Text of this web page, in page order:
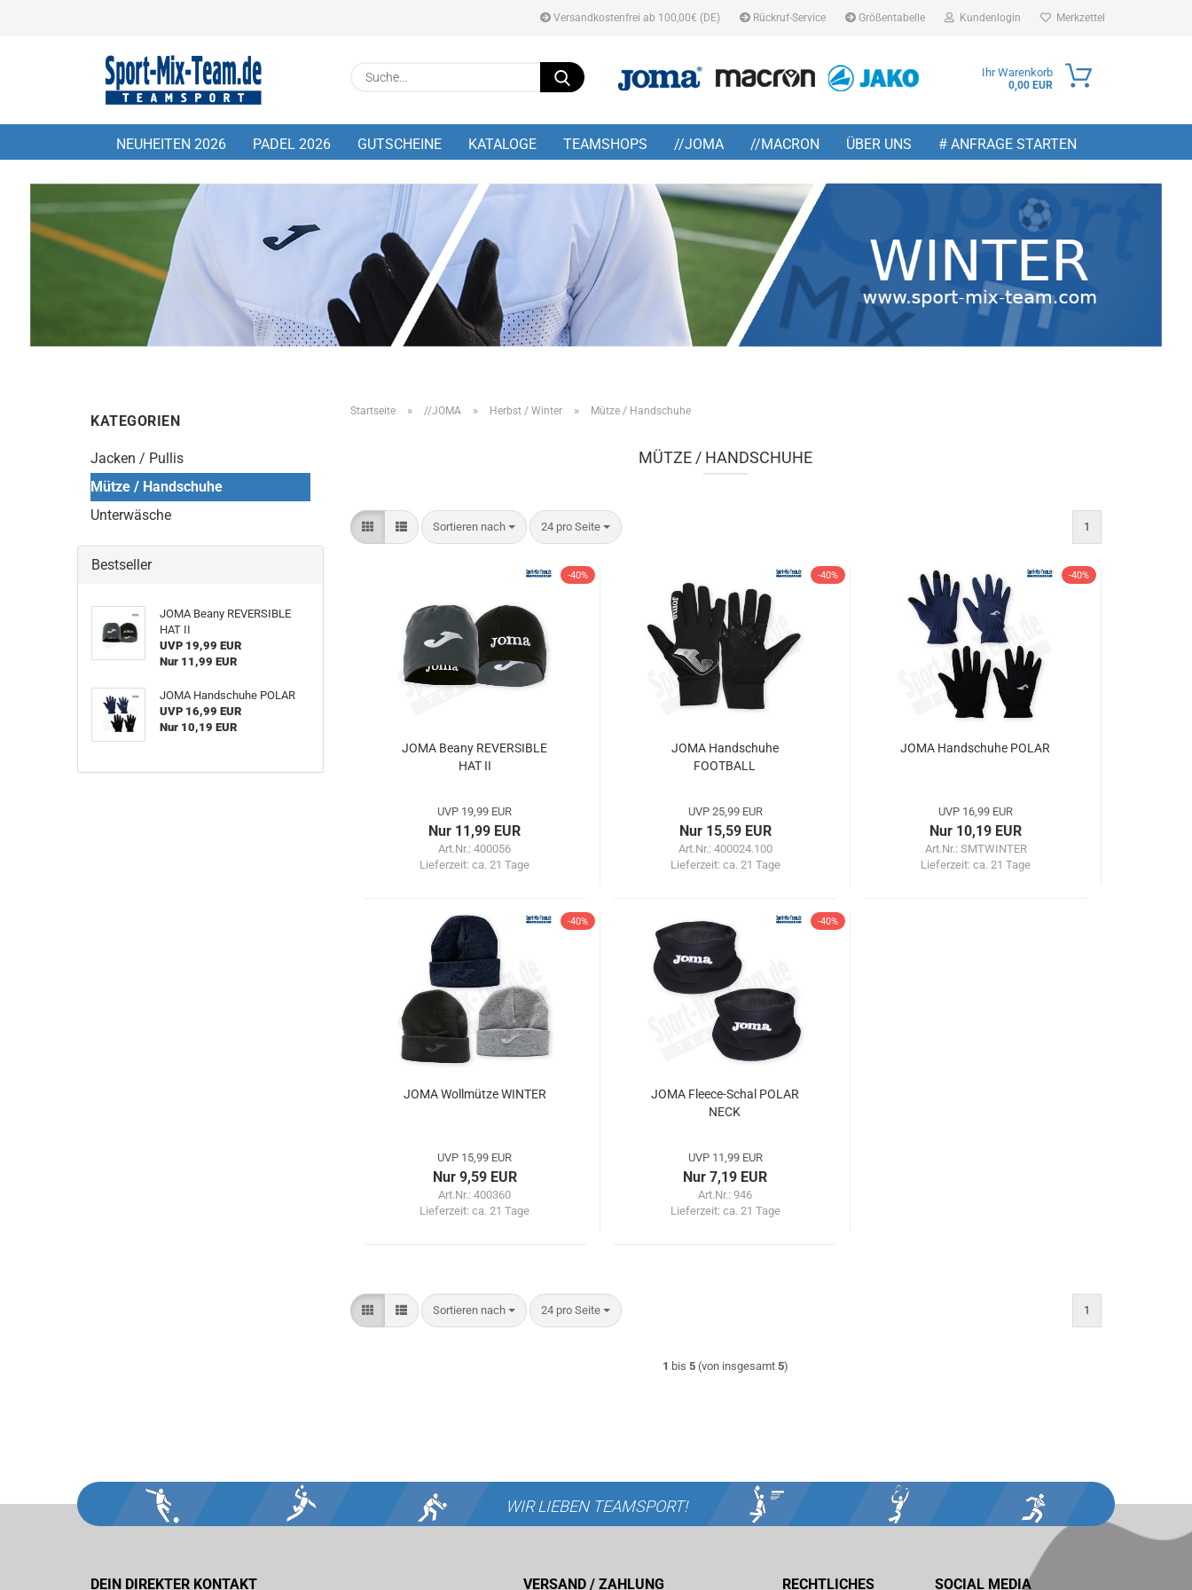
Versandkostenfrei ab 100,00€ (DE) Rückruf-Service Größentabelle Kundenlogin
Passwort
Konto erstellen
Passwort vergessen?
Merkzettel
Suche... Ihr Warenkorb
0,00 EUR
NEUHEITEN 2026 PADEL 2026 GUTSCHEINE KATALOGE TEAMSHOPS //JOMA //MACRON ÜBER UNS # ANFRAGE STARTEN
Startseite » //JOMA » Herbst / Winter » Mütze / Handschuhe
MÜTZE / HANDSCHUHE
Sortieren nach
Sortieren nach 24 pro Seite
pro Seite 1
-40%
JOMA Beany REVERSIBLE
HAT II
UVP 19,99 EUR
Nur 11,99 EUR
Art.Nr.: 400056
Lieferzeit:ca. 21 Tage
-40%
JOMA Handschuhe
FOOTBALL
UVP 25,99 EUR
Nur 15,59 EUR
Art.Nr.: 400024.100
Lieferzeit: ca. 21 Tage
-40%
JOMA Handschuhe POLAR
UVP 16,99 EUR
Nur 10,19 EUR
Art.Nr.: SMTWINTER
Lieferzeit:ca. 21 Tage
-40%
JOMA Wollmütze WINTER
UVP 15,99 EUR
Nur 9,59 EUR
Art.Nr.: 400360
Lieferzeit:ca. 21 Tage
-40%
JOMA Fleece-Schal POLAR
NECK
UVP 11,99 EUR
Nur 7,19 EUR
Art.Nr.: 946
Lieferzeit: ca. 21 Tage
Sortieren nach
Sortieren nach 24 pro Seite
pro Seite 1
1 bis5 (von insgesamt5)
KATEGORIEN
Jacken / Pullis
Mütze / Handschuhe
Unterwäsche
Bestseller
JOMA Beany REVERSIBLE
HAT II
UVP 19,99 EUR
Nur 11,99 EUR
JOMA Handschuhe POLAR
UVP 16,99 EUR
Nur 10,19 EUR
WIR LIEBEN TEAMSPORT!
DEIN DIREKTER KONTAKT VERSAND / ZAHLUNG RECHTLICHES SOCIAL MEDIA